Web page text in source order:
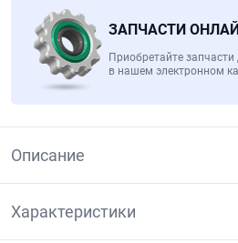
ЗАПЧАСТИ
Приобретайте запчасти
в нашем электронном
Описание
Характеристики